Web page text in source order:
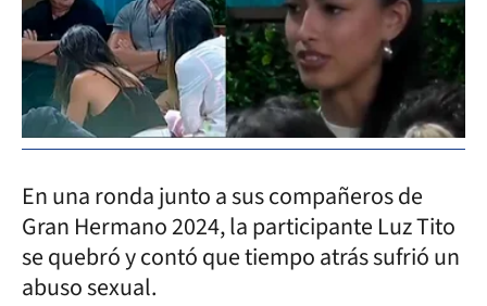
En una ronda junto a sus compañeros de
Gran Hermano 2024, la participante Luz Tito
se quebró y contó que tiempo atrás sufrió un
abuso sexual.